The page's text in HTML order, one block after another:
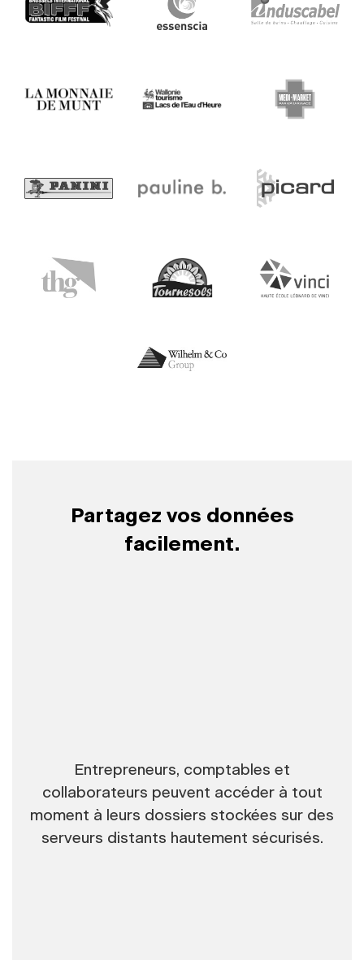
Partagez vos données
facilement.
Entrepreneurs, comptables et
collaborateurs peuvent accéder à tout
moment à leurs dossiers stockées sur des
serveurs distants hautement sécurisés.